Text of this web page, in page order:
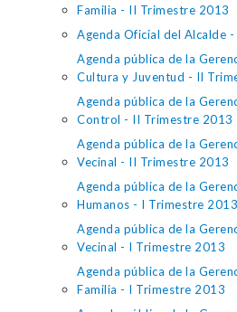
Familia - II Trimestre 2013
Agenda Oficial del Alcalde
Agenda pública de la
Cultura y Juventud - II
Agenda pública de la
Control - II Trimestre 2013
Agenda pública de la
Vecinal - II Trimestre 2013
Agenda pública de la
Humanos - I Trimestre 2013
Agenda pública de la
Vecinal - I Trimestre 2013
Agenda pública de la
Familia - I Trimestre 2013